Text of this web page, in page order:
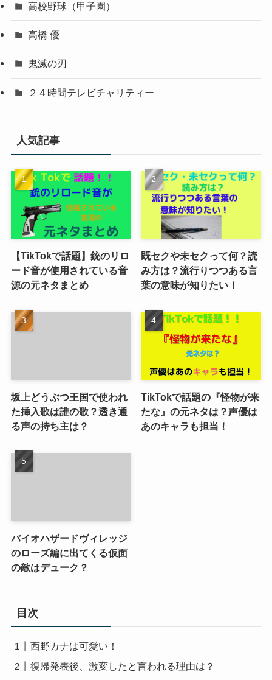
高校野球（甲子園）
高橋 優
鬼滅の刃
２４時間テレビチャリティー
人気記事
【TikTokで話題】銃のリロ
ード音が使用されている音
源の元ネタまとめ
既セクや未セクって何？読
み方は？流行りつつある言
葉の意味が知りたい！
坂上どうぶつ王国で使われ
た挿入歌は誰の歌？透き通
る声の持ち主は？
TikTokで話題の『怪物が来
たな』の元ネタは？声優は
あのキャラも担当！
バイオハザードヴィレッジ
のローズ編に出てくる仮面
の敵はデューク？
目次
西野カナは可愛い！
復帰発表後、激変したと言われる理由は？